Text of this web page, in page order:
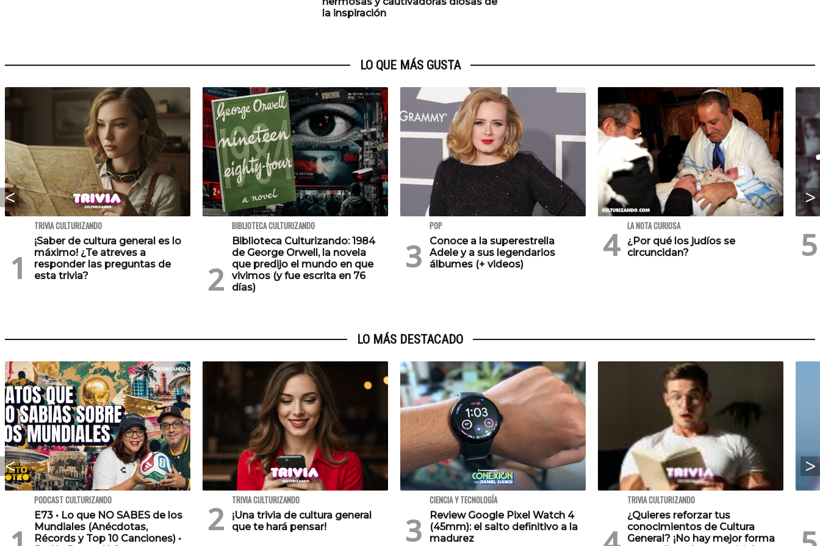
la inspiración
LO QUE MÁS GUSTA
TRIVIA CULTURIZANDO
¡Saber de cultura general es lo
máximo! ¿Te atreves a
responder las preguntas de
esta trivia?
BIBLIOTECA CULTURIZANDO
Biblioteca Culturizando: 1984
de George Orwell, la novela
que predijo el mundo en que
vivimos (y fue escrita en 76
días)
POP
Conoce a la superestrella
Adele y a sus legendarios
álbumes (+ videos)
LA NOTA CURIOSA
¿Por qué los judíos se
circuncidan?
LO MÁS DESTACADO
PODCAST CULTURIZANDO
E73 • Lo que NO SABES de los
Mundiales (Anécdotas,
Récords y Top 10 Canciones) •
TRIVIA CULTURIZANDO
¡Una trivia de cultura general
que te hará pensar!
CIENCIA Y TECNOLOGÍA
Review Google Pixel Watch 4
(45mm): el salto definitivo a la
madurez
TRIVIA CULTURIZANDO
¿Quieres reforzar tus
conocimientos de Cultura
General? ¡No hay mejor forma